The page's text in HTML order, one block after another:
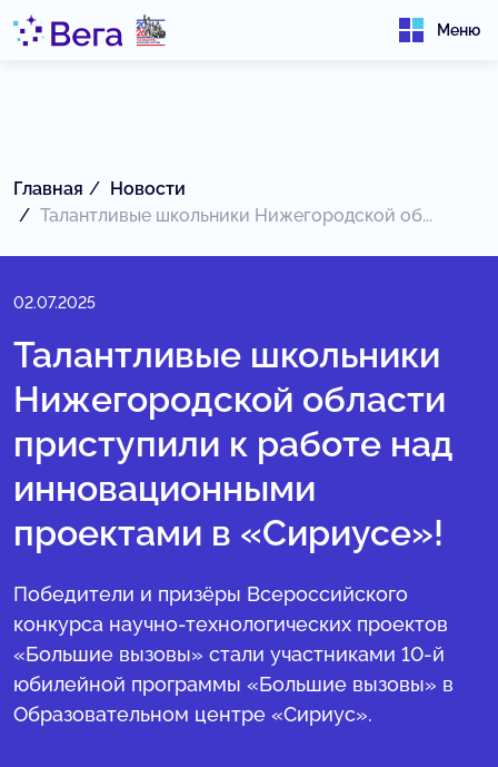
Меню
Главная
Новости
Талантливые школьники Нижегородской об...
02.07.2025
Талантливые школьники
Нижегородской области
приступили к работе над
инновационными
проектами в «Сириусе»!
Победители и призёры Всероссийского
конкурса научно-технологических проектов
«Большие вызовы» стали участниками 10-й
юбилейной программы «Большие вызовы» в
Образовательном центре «Сириус».